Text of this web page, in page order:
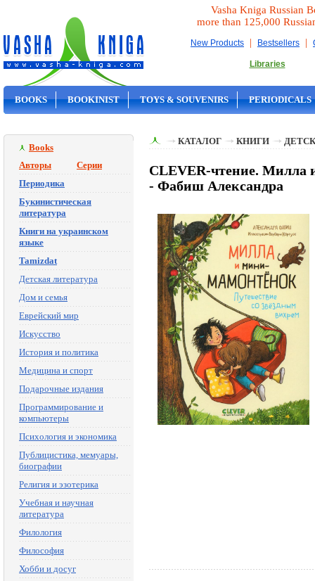
Vasha Kniga Russian
more than 125,000
New Products | Bestsellers |
Libraries
BOOKS BOOKINIST TOYS & SOUVENIRS PERIODICALS
Books
Авторы
Серии
Периодика
Букинистическая
литература
Книги на украинском
языке
Tamizdat
Детская литература
Дом и семья
Еврейский мир
Искусство
История и политика
Медицина и спорт
Подарочные издания
Программирование и
компьютеры
Психология и экономика
Публицистика, мемуары,
биографии
Религия и эзотерика
Учебная и научная
литература
Филология
Философия
Хобби и досуг
КАТАЛОГ КНИГИ
CLEVER-чтение. Милла
- Фабиш Александра